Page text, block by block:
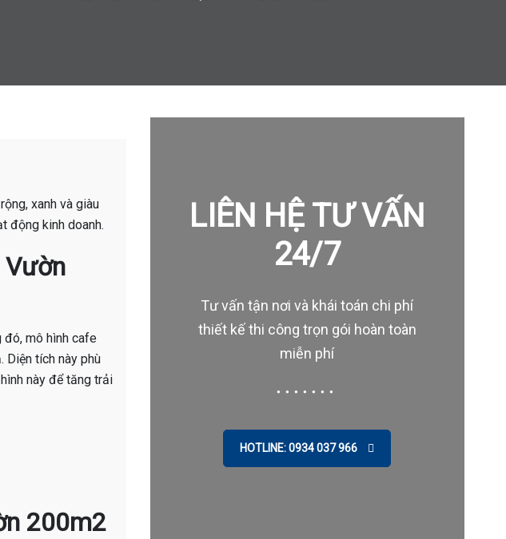
xanh và giàu
động kinh doanh.
Vườn
đó, mô hình cafe
Diện tích này phù
này để tăng trải
200m2
LIÊN HỆ TƯ VẤN
24/7
Tư vấn tận nơi và khái toán chi phí
thiết kế thi công trọn gói hoàn toàn
miễn phí
HOTLINE: 0934 037 966